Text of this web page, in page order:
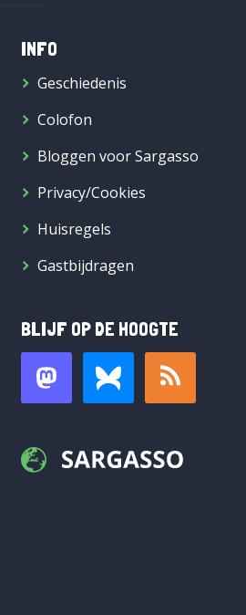
INFO
Geschiedenis
Colofon
Bloggen voor Sargasso
Privacy/Cookies
Huisregels
Gastbijdragen
BLIJF OP DE HOOGTE